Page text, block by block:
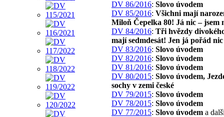
DV 86/2016: Slovo úvodem
DV 85/2016: Všichni mají
Miloň Čepelka 80! Já nic – jsem
DV 84/2016: Tři hvězdy
mají sedmdesát! Jen já pořád nic
DV 83/2016: Slovo úvodem
DV 82/2016: Slovo úvodem
DV 81/2016: Slovo úvodem
DV 80/2015: Slovo úvodem,
sochy v zemi české
DV 79/2015: Slovo úvodem
DV 78/2015: Slovo úvodem
DV 77/2015: Slovo úvodem a